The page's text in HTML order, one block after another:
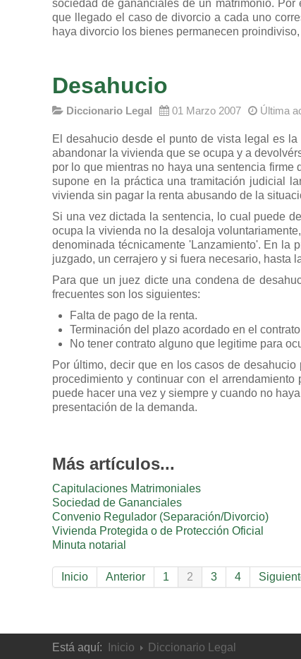
sociedad de gananciales de un matrimonio.
que llegado el caso de divorcio a cada uno
haya divorcio los bienes permanecen
Desahucio
Diccionario Legal 01 Marzo 2007 Última
El desahucio desde el punto de vista legal es
abandonar la vivienda que se ocupa y a
por lo que mientras no haya una sentencia
supone en la práctica una tramitación judicial
vivienda sin pagar la renta abusando de la
Si una vez dictada la sentencia, lo cual puede
ocupa la vivienda no la desaloja
denominada técnicamente 'Lanzamiento'. En la
juzgado, un cerrajero y si fuera necesario, hasta
Para que un juez dicte una condena de
frecuentes son los siguientes:
Falta de pago de la renta.
Terminación del plazo acordado en el
No tener contrato alguno que legitime para
Por último, decir que en los casos de
procedimiento y continuar con el
puede hacer una vez y siempre y cuando no
presentación de la demanda.
Más artículos...
Capitulaciones Matrimoniales
Sociedad de Gananciales
Convenio Regulador (Separación/Divorcio)
Vivienda Protegida o de Protección Oficial
Minuta notarial
Inicio Anterior 1 2 3 4
Está aquí: Inicio Diccionario Legal